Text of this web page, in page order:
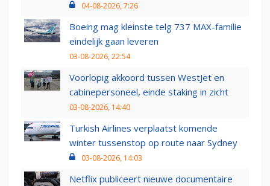
04-08-2026, 7:26
Boeing mag kleinste telg 737 MAX-familie
eindelijk gaan leveren
03-08-2026, 22:54
Voorlopig akkoord tussen WestJet en
cabinepersoneel, einde staking in zicht
03-08-2026, 14:40
Turkish Airlines verplaatst komende
winter tussenstop op route naar Sydney
03-08-2026, 14:03
Netflix publiceert nieuwe documentaire